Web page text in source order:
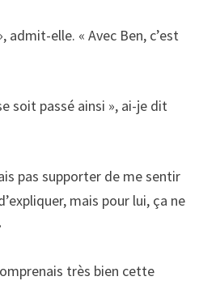
admit-elle. « Avec Ben, c’est
soit passé ainsi », ai-je dit
pas supporter de me sentir
mais pour lui, ça ne
très bien cette